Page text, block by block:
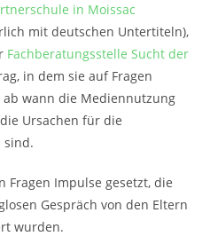
in Moissac
mit deutschen Untertiteln),
Fachberatungsstelle Sucht der
in dem sie auf Fragen
wann die Mediennutzung
Ursachen für die
sind.
Fragen Impulse gesetzt, die
Gespräch von den Eltern
wurden.